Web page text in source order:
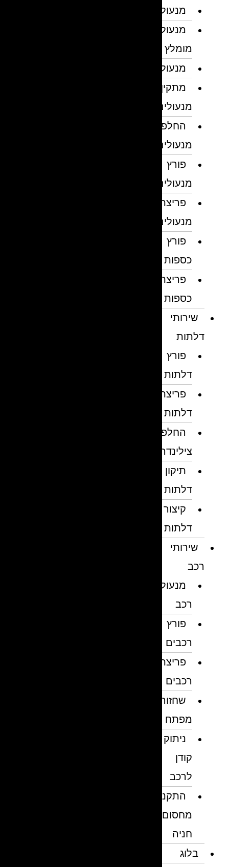
מנעולן
מנעולן
מומלץ
מנעולנים
מתקין
מנעולים
החלפת
מנעולים
פורץ
מנעולים
פריצת
מנעולים
פורץ
כספות
פריצת
כספות
שירותי
דלתות
פורץ
דלתות
פריצת
דלתות
החלפת
צילינדרים
תיקון
דלתות
קיצור
דלתות
שירותי
מנעולן
פורץ
רכבים
פריצת
רכבים
שחזור
מפתח
ניתוק
לרכב
התקנת
מחסום
חניה
בלוג